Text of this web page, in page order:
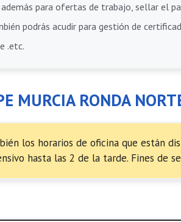
para ofertas de trabajo, sellar el
podrás acudir para gestión de
.etc.
MURCIA RONDA
los horarios de oficina que están
hasta las 2 de la tarde. Fines de